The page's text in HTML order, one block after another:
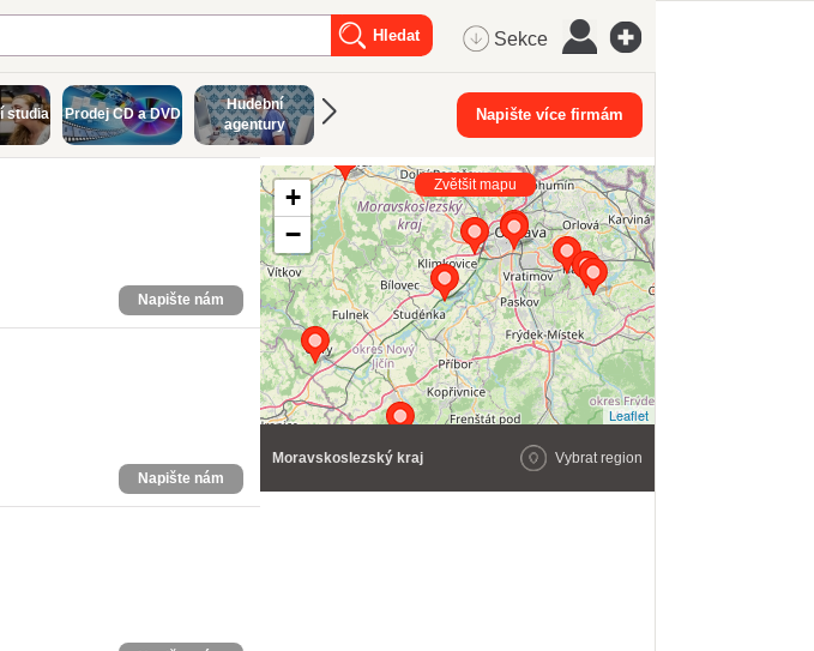
Sekce
studia Prodej CD a DVD
Hudební
agentury
Napište více firmám
Napište nám
Napište nám
+
−
Leaflet
Zvětšit mapu
Moravskoslezský kraj Vybrat region